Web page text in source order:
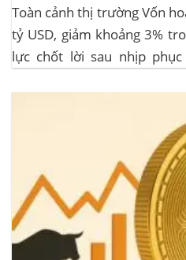
Toàn cảnh thị trường Vốn
tỷ USD, giảm khoảng 3%
lực chốt lời sau nhịp